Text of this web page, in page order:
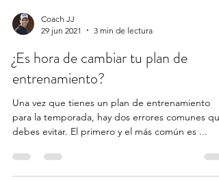
29 jun 2021
3 min de lectura
¿Es hora de cambiar tu plan de
entrenamiento?
Una vez que tienes un plan de entrenamiento
debes evitar. El primero y el más común es ...